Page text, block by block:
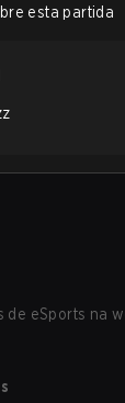
esta partida
de eSports na